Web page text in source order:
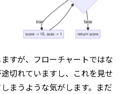
すが、フローチャートではな
切れていますし、これを見せ
まうような気がします。まだ